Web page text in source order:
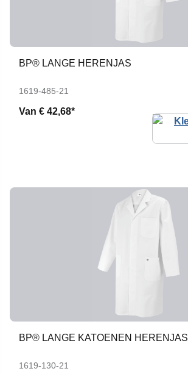
BP® LANGE HERENJAS
1619-485-21
Van € 42,68*
BP® LANGE KATOENEN HERENJAS
1619-130-21